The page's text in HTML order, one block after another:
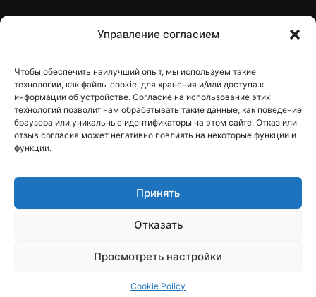
Управление согласием
Чтобы обеспечить наилучший опыт, мы используем такие
технологии, как файлы cookie, для хранения и/или доступа к
информации об устройстве. Согласие на использование этих
технологий позволит нам обрабатывать такие данные, как поведение
браузера или уникальные идентификаторы на этом сайте. Отказ или
отзыв согласия может негативно повлиять на некоторые функции и
функции.
Принять
Отказать
Просмотреть настройки
Cookie Policy
Контакти
Контакты
dfbelements@gmail.com
Instagram
Корзина